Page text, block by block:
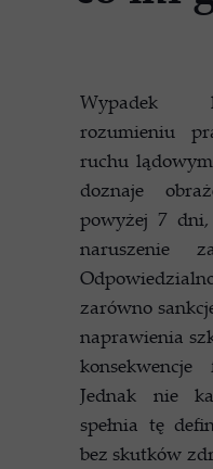
Wypadek
rozumieniu
ruchu
doznaje
powyżej 7
naruszenie
zarówno
naprawienia
Jednak nie
spełnia tę
bez skutków